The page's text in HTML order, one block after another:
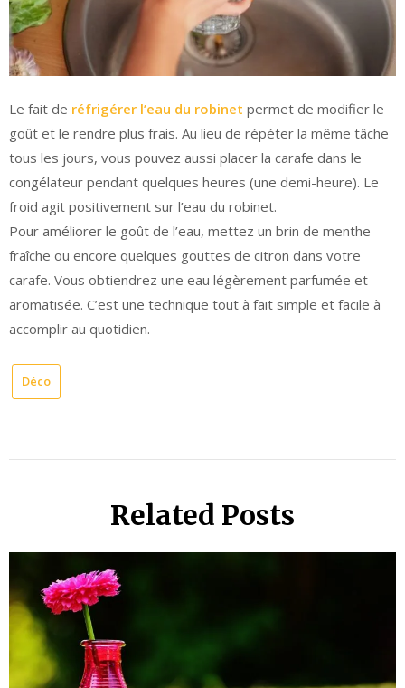
Le fait de réfrigérer l’eau du robinet permet de modifier le
goût et le rendre plus frais. Au lieu de répéter la même tâche
tous les jours, vous pouvez aussi placer la carafe dans le
congélateur pendant quelques heures (une demi-heure). Le
froid agit positivement sur l’eau du robinet.
Pour améliorer le goût de l’eau, mettez un brin de menthe
fraîche ou encore quelques gouttes de citron dans votre
carafe. Vous obtiendrez une eau légèrement parfumée et
aromatisée. C’est une technique tout à fait simple et facile à
accomplir au quotidien.
Déco
Related Posts